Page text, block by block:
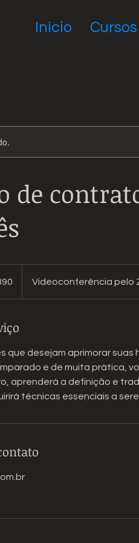
Início Cursos
de
Videoconferência pelo
que desejam aprimorar
e de muita prática,
aprenderá a definição e
técnicas essenciais a